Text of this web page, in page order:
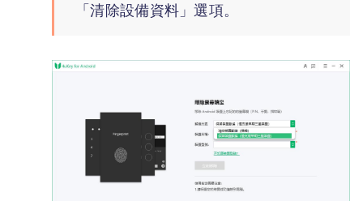
「清除設備資料」選項。